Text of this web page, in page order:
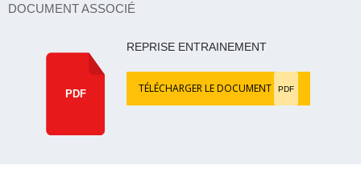
DOCUMENT ASSOCIÉ
PDF
REPRISE ENTRAINEMENT
TÉLÉCHARGER LE DOCUMENT PDF